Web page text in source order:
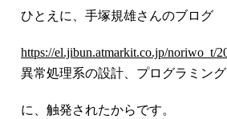
ひとえに、手塚規雄さんのブログ
https://el.jibun.atmarkit.co.jp/noriwo_t/
異常処理系の設計、プログラミン
に、触発されたからです。